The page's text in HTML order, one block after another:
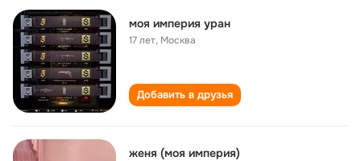
моя империя уран
17 лет, Москва
Добавить в друзья
женя (моя империя)